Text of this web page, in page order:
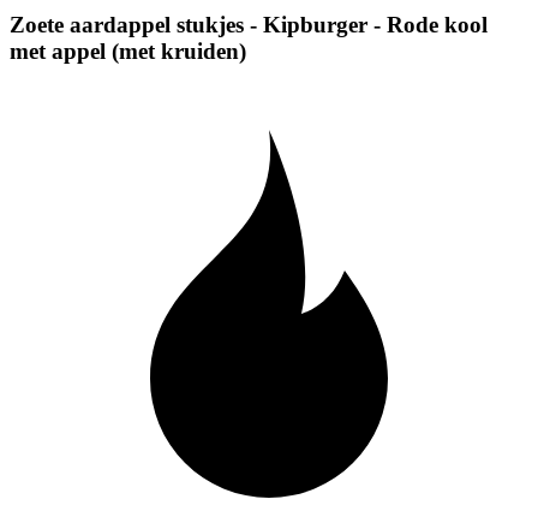
Zoete aardappel stukjes - Kipburger - Rode kool
met appel (met kruiden)